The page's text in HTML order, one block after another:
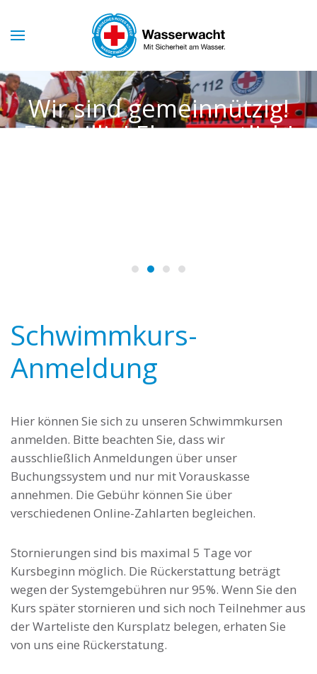
Skip to main content
Wir sind gemeinnützig!
Freiwillig! Ehrenamtlich!
Schwimmkurs-
Anmeldung
Hier können Sie sich zu unseren Schwimmkursen
anmelden. Bitte beachten Sie, dass wir
ausschließlich Anmeldungen über unser
Buchungssystem und nur mit Vorauskasse
annehmen. Die Gebühr können Sie über
verschiedenen Online-Zahlarten begleichen.
Stornierungen sind bis maximal 5 Tage vor
Kursbeginn möglich. Die Rückerstattung beträgt
wegen der Systemgebühren nur 95%. Wenn Sie den
Kurs später stornieren und sich noch Teilnehmer aus
der Warteliste den Kursplatz belegen, erhaten Sie
von uns eine Rückerstatung.